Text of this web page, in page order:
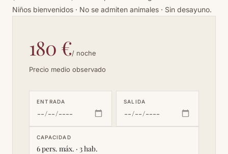
Niños bienvenidos · No se admiten animales · Sin desayuno.
180 €/ noche
Precio medio observado
ENTRADA SALIDA
CAPACIDAD
6 pers. máx. · 3 hab.